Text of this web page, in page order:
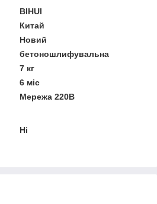
BIHUI
Китай
Новий
бетоношлифувальна
7 кг
6 міс
Мережа 220В
Ні